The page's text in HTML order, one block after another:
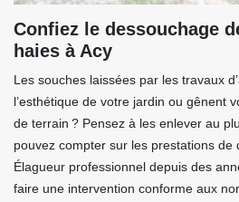
Confiez le dessouchage
haies à Acy
Les souches laissées par les travaux
l’esthétique de votre jardin ou gênent
de terrain ? Pensez à les enlever au
pouvez compter sur les prestations de
Élagueur professionnel depuis des
faire une intervention conforme aux